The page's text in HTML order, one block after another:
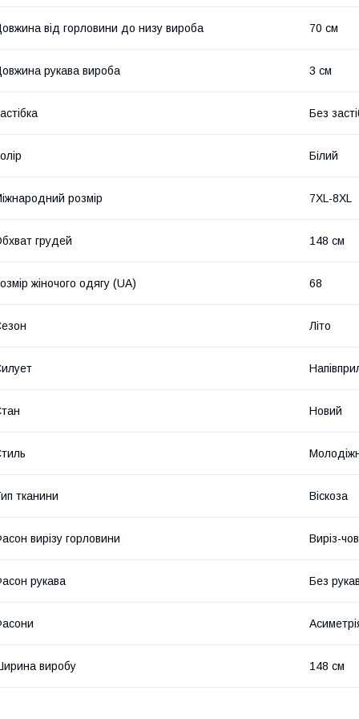
від горловини до низу вироба 70 см
рукава вироба 3 см
Без
Білий
розмір 7XL-8XL
грудей 148 см
жіночого одягу (UA) 68
Літо
Новий
тканини Віскоза
вирізу горловини Виріз-
рукава Без
виробу 148 см